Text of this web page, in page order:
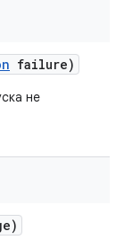
failure)
не